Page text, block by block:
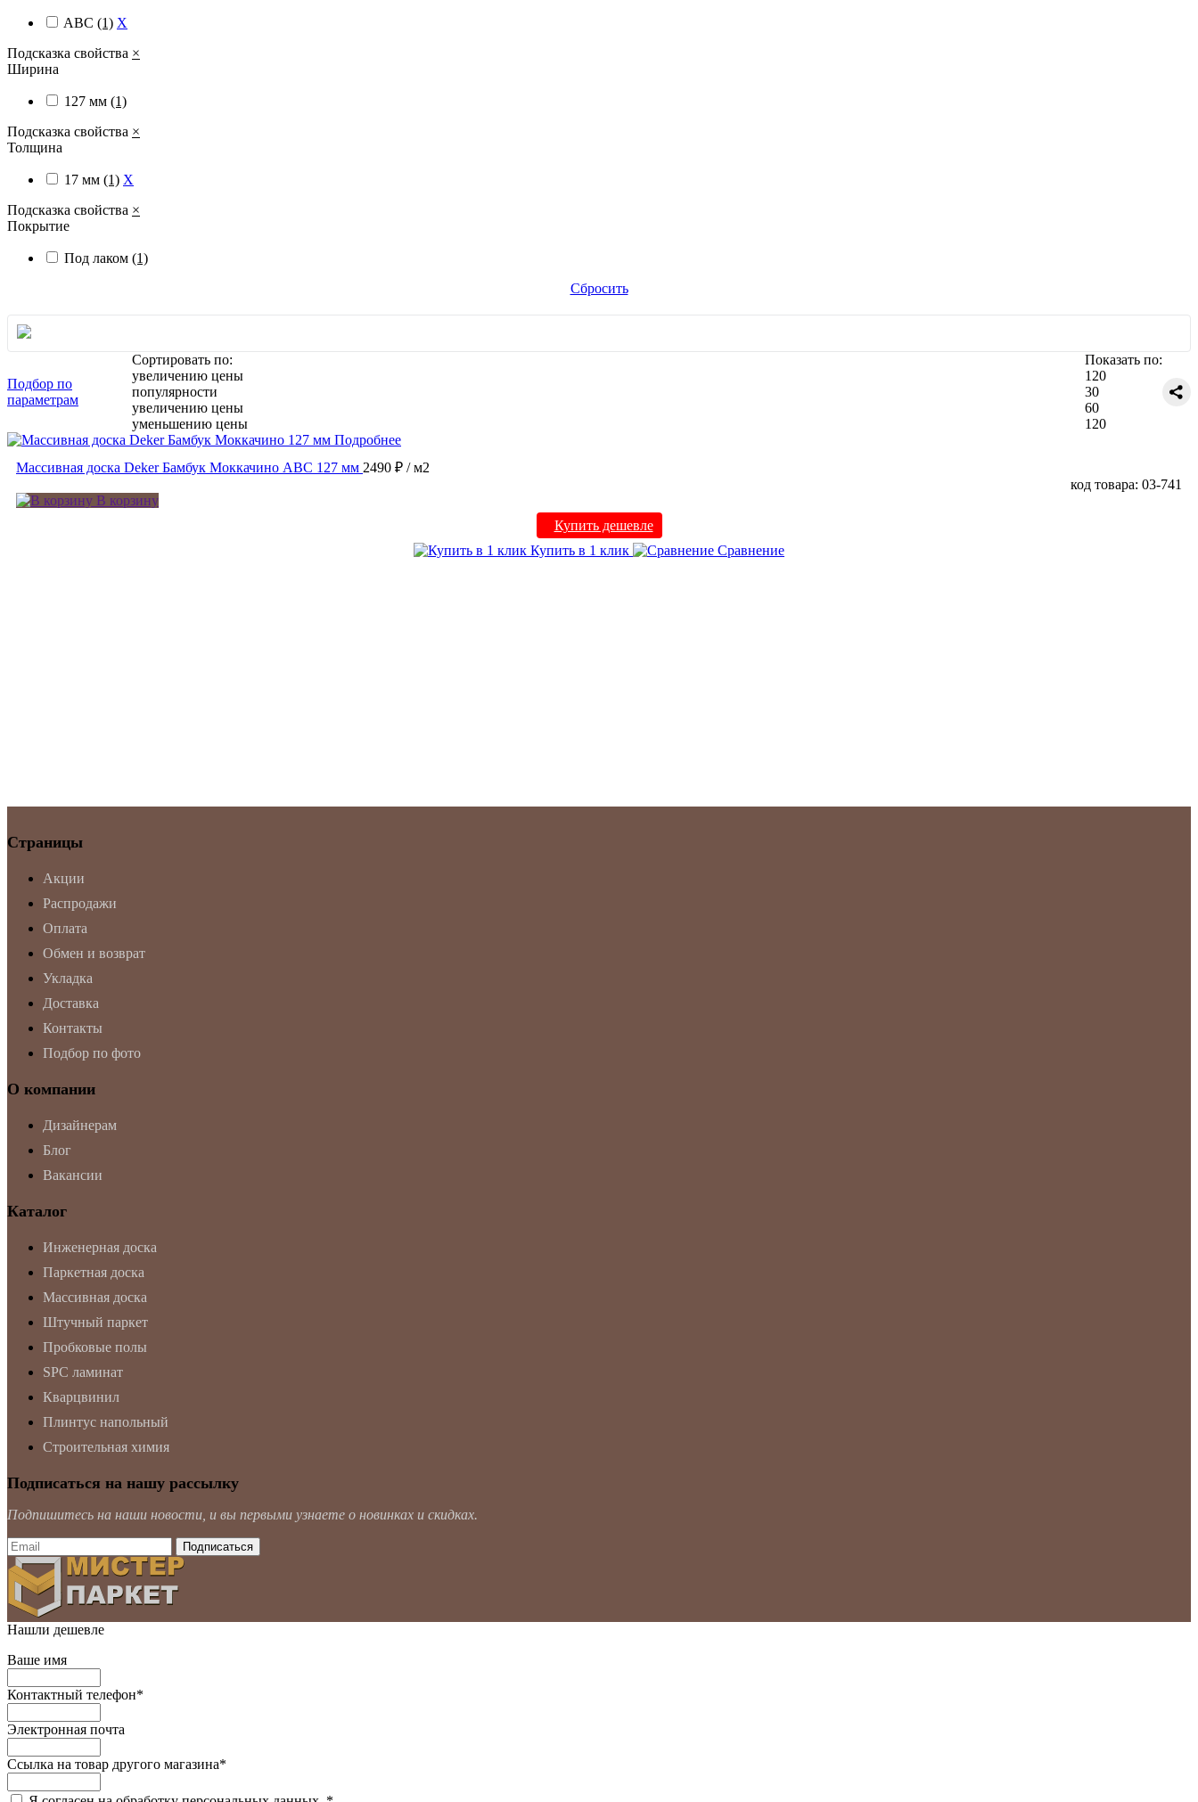
ABC (1) X
Подсказка свойства ×
Ширина
127 мм (1)
Подсказка свойства ×
Толщина
17 мм (1) X
Подсказка свойства ×
Покрытие
Под лаком (1)
Сбросить
Подбор по
параметрам
Сортировать по:
увеличению цены
популярности
увеличению цены
уменьшению цены
Показать по:
120
30
60
120
Подробнее
Массивная доска Deker Бамбук Моккачино ABC 127 мм 2490 ₽ / м2
код товара: 03-741
В корзину
Купить дешевле
Купить в 1 клик
Сравнение
Страницы
Акции
Распродажи
Оплата
Обмен и возврат
Укладка
Доставка
Контакты
Подбор по фото
О компании
Дизайнерам
Блог
Вакансии
Каталог
Инженерная доска
Паркетная доска
Массивная доска
Штучный паркет
Пробковые полы
SPC ламинат
Кварцвинил
Плинтус напольный
Строительная химия
Подписаться на нашу рассылку
Подпишитесь на наши новости, и вы первыми узнаете о новинках и скидках.
Нашли дешевле
Ваше имя
Контактный телефон*
Электронная почта
Ссылка на товар другого магазина*